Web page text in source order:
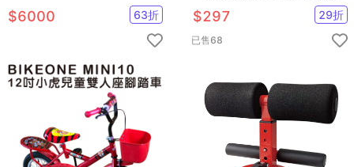
$6000 63折
帶+瑜珈環）
$297 29折
已售68